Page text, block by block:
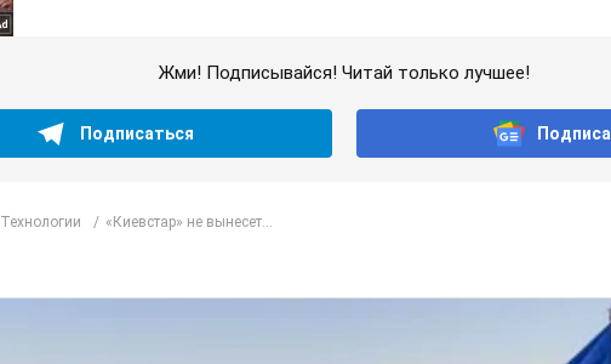
Жми! Подписывайся! Читай только лучшее!
Подписаться
Технологии «Киевстар» не вынесет...